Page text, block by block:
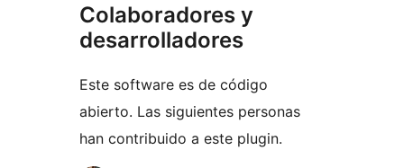
Colaboradores y
desarrolladores
Este software es de código
abierto. Las siguientes personas
han contribuido a este plugin.